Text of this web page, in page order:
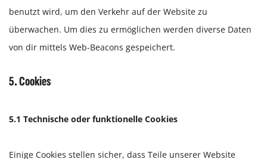
benutzt wird, um den Verkehr auf der Website zu
überwachen. Um dies zu ermöglichen werden diverse Daten
von dir mittels Web-Beacons gespeichert.
5. Cookies
5.1 Technische oder funktionelle Cookies
Einige Cookies stellen sicher, dass Teile unserer Website